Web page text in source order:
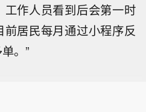
作人员看到后会第一时
居民每月通过小程序反
。”